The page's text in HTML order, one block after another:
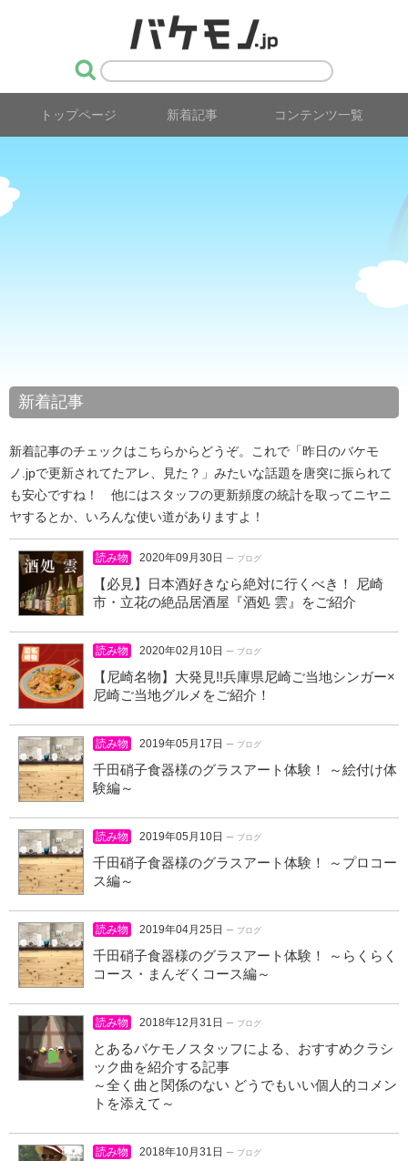
トップページ 新着記事 コンテンツ一覧
新着記事
新着記事のチェックはこちらからどうぞ。これで「昨日のバケモ
ノ.jpで更新されてたアレ、見た？」みたいな話題を唐突に振られて
も安心ですね！ 他にはスタッフの更新頻度の統計を取ってニヤニ
ヤするとか、いろんな使い道がありますよ！
読み物 2020年09月30日 ー ブログ
【必見】日本酒好きなら絶対に行くべき！ 尼崎
市・立花の絶品居酒屋『酒処 雲』をご紹介
読み物 2020年02月10日 ー ブログ
【尼崎名物】大発見!!兵庫県尼崎ご当地シンガー×
尼崎ご当地グルメをご紹介！
読み物 2019年05月17日 ー ブログ
千田硝子食器様のグラスアート体験！ ～絵付け体
験編～
読み物 2019年05月10日 ー ブログ
千田硝子食器様のグラスアート体験！ ～プロコー
ス編～
読み物 2019年04月25日 ー ブログ
千田硝子食器様のグラスアート体験！ ～らくらく
コース・まんぞくコース編～
読み物 2018年12月31日 ー ブログ
とあるバケモノスタッフによる、おすすめクラシ
ック曲を紹介する記事
～全く曲と関係のない どうでもいい個人的コメン
トを添えて～
読み物 2018年10月31日 ー ブログ